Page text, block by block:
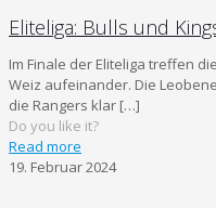
Eliteliga: Bulls und
Im Finale der Eliteliga treffen
Weiz aufeinander. Die
die Rangers klar […]
Do you like it?
Read more
19. Februar 2024